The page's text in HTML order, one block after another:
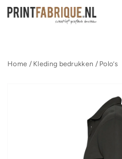
naar
Home / Kleding bedrukken / Polo’s